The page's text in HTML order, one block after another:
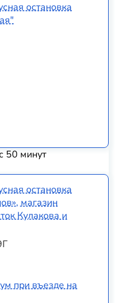
остановка
50 минут
остановка
магазин
Кулакова и
при въезде на